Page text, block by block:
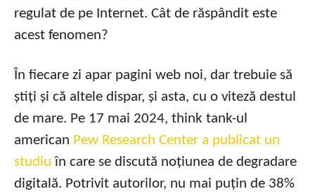
regulat de pe Internet. Cât de răspândit este
acest fenomen?
În fiecare zi apar pagini web noi, dar trebuie să
știți și că altele dispar, și asta, cu o viteză destul
de mare. Pe 17 mai 2024, think tank-ul
american Pew Research Center a publicat un
studiuîn care se discută noțiunea de degradare
digitală. Potrivit autorilor, nu mai puțin de 38%